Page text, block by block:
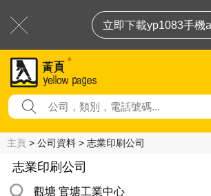
立即下載yp1083手機
主頁 > 公司資料 > 志業印刷公司
志業印刷公司
觀塘 官塘工業中心